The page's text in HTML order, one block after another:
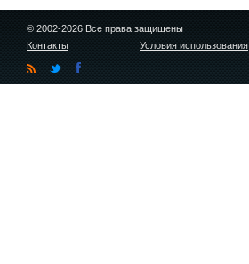
© 2002-2026 Все права защищены
Контакты
Условия использования